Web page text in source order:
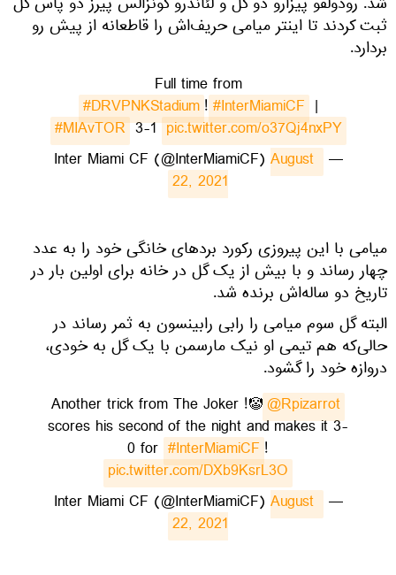
شد. رودولفو پیزارو دو گل و لئاندرو گونزالس پیرز دو پاس گل
ثبت کردند تا اینتر میامی حریف‌اش را قاطعانه از پیش رو
بردارد.
Full time from
#DRVPNKStadium !#InterMiamiCF |
#MIAvTOR3-1pic.twitter.com/o37Qj4nxPY
— Inter Miami CF (@InterMiamiCF)
August
22, 2021
میامی با این پیروزی رکورد بردهای خانگی خود را به عدد
چهار رساند و با بیش از یک گل در خانه برای اولین بار در
تاریخ دو ساله‌اش برنده شد.
البته گل سوم میامی را رابی رابینسون به ثمر رساند در
حالی‌که هم تیمی او نیک مارسمن با یک گل به خودی،
دروازه خود را گشود.
Another trick from The Joker !🤡@Rpizarrot
scores his second of the night and makes it 3-
0 for #InterMiamiCF !
pic.twitter.com/DXb9KsrL3O
— Inter Miami CF (@InterMiamiCF)
August
22, 2021